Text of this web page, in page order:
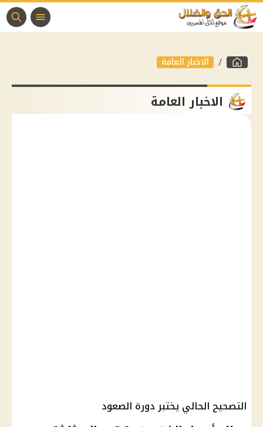
الاخبار العامة
الاخبار العامة
التصحيح الحالي يختبر دورة الصعود